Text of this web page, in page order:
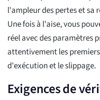
l'ampleur des pertes et sa
Une fois à l'aise, vous
réel avec des paramètres
attentivement les
d'exécution et le slippage.
Exigences de